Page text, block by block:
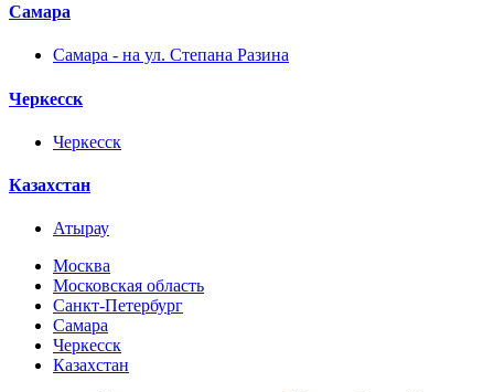
Самара
Самара - на ул. Степана Разина
Черкесск
Черкесск
Казахстан
Атырау
Москва
Московская область
Санкт-Петербург
Самара
Черкесск
Казахстан